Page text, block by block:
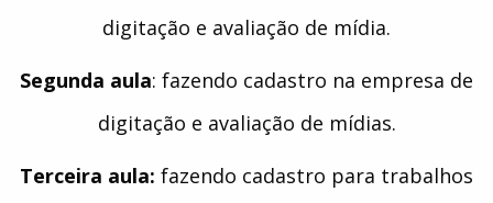
digitação e avaliação de mídia.
Segunda aula: fazendo cadastro na empresa de
digitação e avaliação de mídias.
Terceira aula: fazendo cadastro para trabalhos